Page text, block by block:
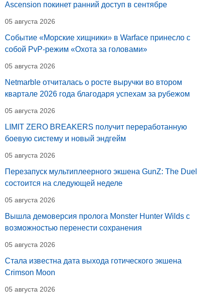
Ascension покинет ранний доступ в сентябре
05 августа 2026
Событие «Морские хищники» в Warface принесло с
собой PvP-режим «Охота за головами»
05 августа 2026
Netmarble отчиталась о росте выручки во втором
квартале 2026 года благодаря успехам за рубежом
05 августа 2026
LIMIT ZERO BREAKERS получит переработанную
боевую систему и новый эндгейм
05 августа 2026
Перезапуск мультиплеерного экшена GunZ: The Duel
состоится на следующей неделе
05 августа 2026
Вышла демоверсия пролога Monster Hunter Wilds с
возможностью перенести сохранения
05 августа 2026
Стала известна дата выхода готического экшена
Crimson Moon
05 августа 2026